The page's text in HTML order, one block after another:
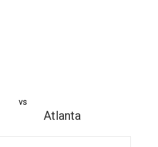
vs
Atlanta